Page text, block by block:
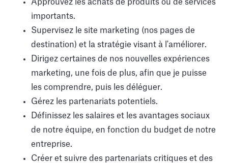
Approuvez les achats de produits ou de services
importants.
Supervisez le site marketing (nos pages de
destination) et la stratégie visant à l'améliorer.
Dirigez certaines de nos nouvelles expériences
marketing, une fois de plus, afin que je puisse
les comprendre, puis les déléguer.
Gérez les partenariats potentiels.
Définissez les salaires et les avantages sociaux
de notre équipe, en fonction du budget de notre
entreprise.
Créer et suivre des partenariats critiques et des